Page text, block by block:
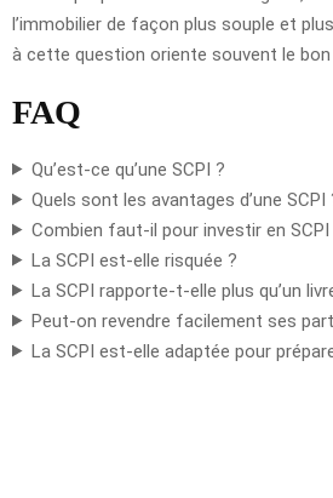
l’immobilier de façon plus souple et
à cette question oriente souvent le bon
FAQ
Qu’est-ce qu’une SCPI ?
Quels sont les avantages d’une SCPI
Combien faut-il pour investir en SCPI
La SCPI est-elle risquée ?
La SCPI rapporte-t-elle plus qu’un
Peut-on revendre facilement ses
La SCPI est-elle adaptée pour